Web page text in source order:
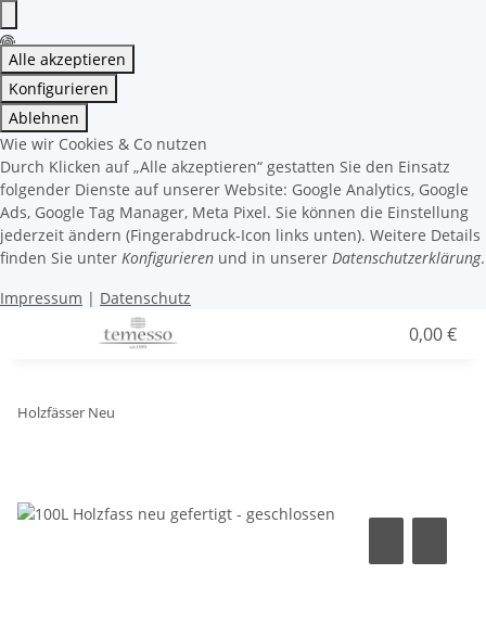
Alle akzeptieren
Konfigurieren
Ablehnen
Wie wir Cookies & Co nutzen
Durch Klicken auf „Alle akzeptieren“ gestatten Sie den Einsatz
folgender Dienste auf unserer Website: Google Analytics, Google
Ads, Google Tag Manager, Meta Pixel. Sie können die Einstellung
jederzeit ändern (Fingerabdruck-Icon links unten). Weitere Details
finden Sie unter Konfigurieren und in unserer Datenschutzerklärung.
Impressum | Datenschutz
0,00 €
Holzfässer Neu